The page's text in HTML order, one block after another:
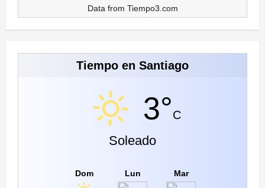
Data from Tiempo3.com
Tiempo en Santiago
3°C
Soleado
Dom Lun Mar